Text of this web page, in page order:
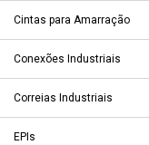
Cintas para Amarração
Conexões Industriais
Correias Industriais
EPIs